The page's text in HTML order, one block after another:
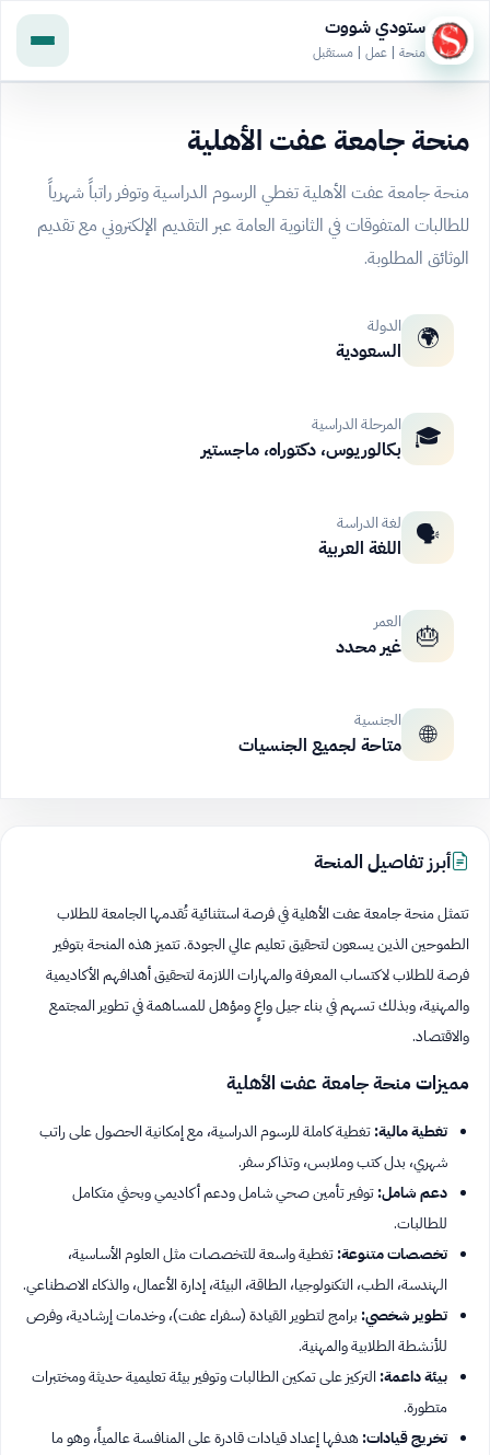
ستودي شووت
منحة | عمل | مستقبل
منحة جامعة عفت الأهلية
منحة جامعة عفت الأهلية تغطي الرسوم الدراسية وتوفر راتباً شهرياً
للطالبات المتفوقات في الثانوية العامة عبر التقديم الإلكتروني مع تقديم
الوثائق المطلوبة.
🌍 الدولة
السعودية
🎓 المرحلة الدراسية
بكالوريوس، دكتوراه، ماجستير
🗣️ لغة الدراسة
اللغة العربية
🎂 العمر
غير محدد
🌐 الجنسية
متاحة لجميع الجنسيات
أبرز تفاصيل المنحة
تتمثل منحة جامعة عفت الأهلية في فرصة استثنائية تُقدمها الجامعة للطلاب
الطموحين الذين يسعون لتحقيق تعليم عالي الجودة. تتميز هذه المنحة بتوفير
فرصة للطلاب لاكتساب المعرفة والمهارات اللازمة لتحقيق أهدافهم الأكاديمية
والمهنية، وبذلك تسهم في بناء جيل واعٍ ومؤهل للمساهمة في تطوير المجتمع
والاقتصاد.
مميزات منحة جامعة عفت الأهلية
تغطية مالية:تغطية كاملة للرسوم الدراسية، مع إمكانية الحصول على راتب
شهري، بدل كتب وملابس، وتذاكر سفر.
دعم شامل:توفير تأمين صحي شامل ودعم أكاديمي وبحثي متكامل
للطالبات.
تخصصات متنوعة:تغطية واسعة للتخصصات مثل العلوم الأساسية،
الهندسة، الطب، التكنولوجيا، الطاقة، البيئة، إدارة الأعمال، والذكاء الاصطناعي.
تطوير شخصي: برامج لتطوير القيادة (سفراء عفت)، وخدمات إرشادية، وفرص
للأنشطة الطلابية والمهنية.
بيئة داعمة: التركيز على تمكين الطالبات وتوفير بيئة تعليمية حديثة ومختبرات
متطورة.
تخريج قيادات:هدفها إعداد قيادات قادرة على المنافسة عالمياً، وهو ما